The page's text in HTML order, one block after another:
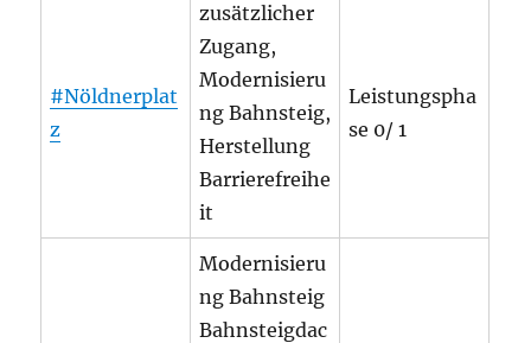
#Nöldnerplat
z
zusätzlicher
Zugang,
Modernisieru
ng Bahnsteig,
Herstellung
Barrierefreihe
it
Leistungspha
se 0/ 1
Modernisieru
ng Bahnsteig
Bahnsteigdac